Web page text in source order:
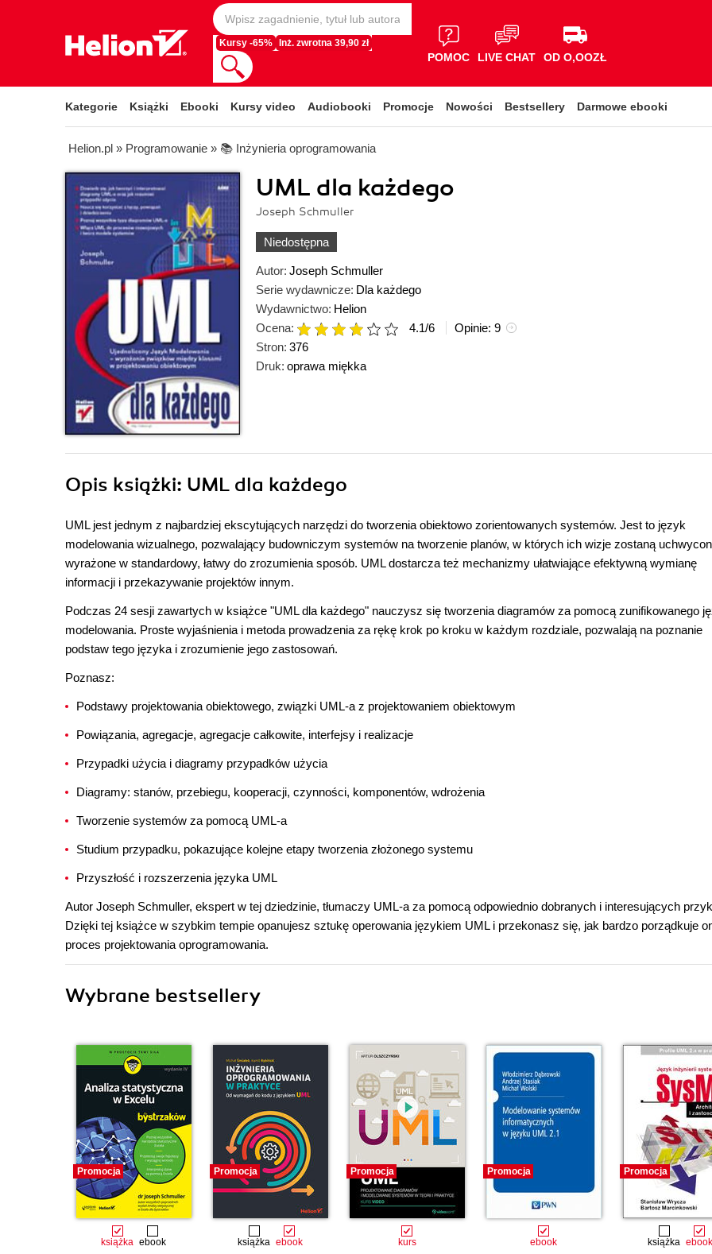
Kursy -65% Inż. zwrotna 39,90 zł
POMOC LIVE CHAT OD O,OOZŁ
Kategorie Książki Ebooki Kursy video Audiobooki Promocje Nowości Bestsellery Darmowe ebooki
Helion.pl » Programowanie » 📚 Inżynieria oprogramowania
UML dla każdego
Joseph Schmuller
Niedostępna
Autor: Joseph Schmuller
Serie wydawnicze: Dla każdego
Wydawnictwo: Helion
Ocena:
4.1/6 Opinie: 9
Stron: 376
Druk: oprawa miękka
Opis książki: UML dla każdego
UML jest jednym z najbardziej ekscytujących narzędzi do tworzenia obiektowo zorientowanych systemów. Jest to język
modelowania wizualnego, pozwalający budowniczym systemów na tworzenie planów, w których ich wizje zostaną
wyrażone w standardowy, łatwy do zrozumienia sposób. UML dostarcza też mechanizmy ułatwiające efektywną wymianę
informacji i przekazywanie projektów innym.
Podczas 24 sesji zawartych w książce "UML dla każdego" nauczysz się tworzenia diagramów za pomocą zunifikowanego
modelowania. Proste wyjaśnienia i metoda prowadzenia za rękę krok po kroku w każdym rozdziale, pozwalają na poznanie
podstaw tego języka i zrozumienie jego zastosowań.
Poznasz:
Podstawy projektowania obiektowego, związki UML-a z projektowaniem obiektowym
Powiązania, agregacje, agregacje całkowite, interfejsy i realizacje
Przypadki użycia i diagramy przypadków użycia
Diagramy: stanów, przebiegu, kooperacji, czynności, komponentów, wdrożenia
Tworzenie systemów za pomocą UML-a
Studium przypadku, pokazujące kolejne etapy tworzenia złożonego systemu
Przyszłość i rozszerzenia języka UML
Autor Joseph Schmuller, ekspert w tej dziedzinie, tłumaczy UML-a za pomocą odpowiednio dobranych i interesujących
Dzięki tej książce w szybkim tempie opanujesz sztukę operowania językiem UML i przekonasz się, jak bardzo porządkuje
proces projektowania oprogramowania.
Wybrane bestsellery
Promocja
książka ebook
Promocja
książka ebook
Promocja
kurs
Promocja
ebook
Promocja
książka ebook